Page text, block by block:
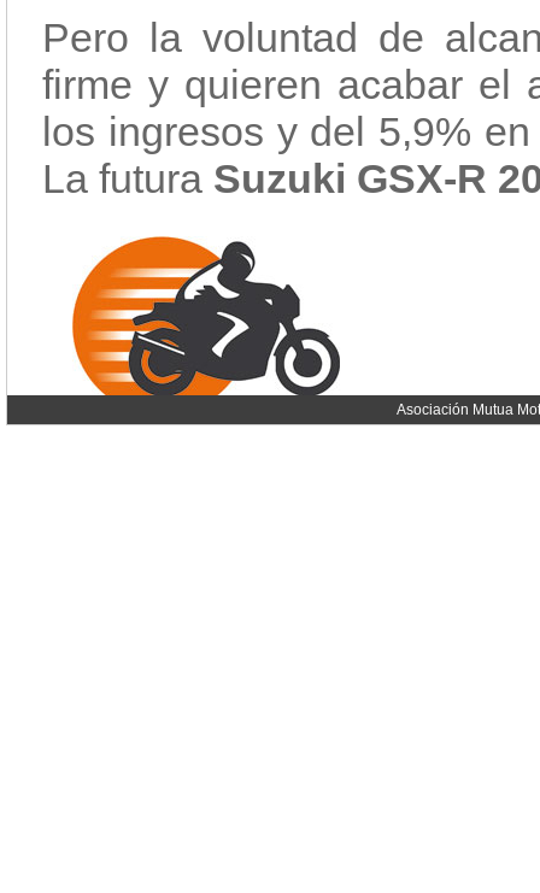
Pero la voluntad de
firme y quieren acabar el
los ingresos y del 5,9%
La futura Suzuki GSX-R
Asociación Mutua